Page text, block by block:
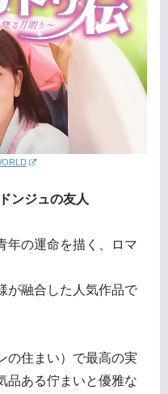
ンジュの友人
年の運命を描く、ロマ
が融合した人気作品で
の住まい）で最高の実
品ある佇まいと優雅な